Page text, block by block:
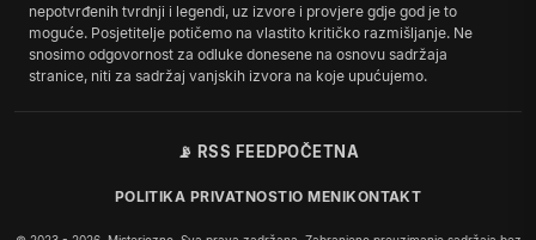
nepotvrđenih tvrdnji i legendi, uz izvore i provjere gdje god je to
moguće. Posjetitelje potičemo na vlastito kritičko razmišljanje. Ne
snosimo odgovornost za odluke donesene na osnovu sadržaja
stranice, niti za sadržaj vanjskih izvora na koje upućujemo.
📡 RSS FEEDPOČETNA
POLITIKA PRIVATNOSTIO MENIKONTAKT